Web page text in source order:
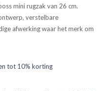
mini rugzak van 26 cm.
verstelbare
afwerking waar het merk om
tot 10% korting